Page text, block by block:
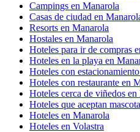
Campings en Manarola
Casas de ciudad en
Resorts en Manarola
Hostales en Manarola
Hoteles para ir de compras
Hoteles en la playa en
Hoteles con
Hoteles con restaurante en
Hoteles cerca de viñedos en
Hoteles que aceptan
Hoteles en Manarola
Hoteles en Volastra